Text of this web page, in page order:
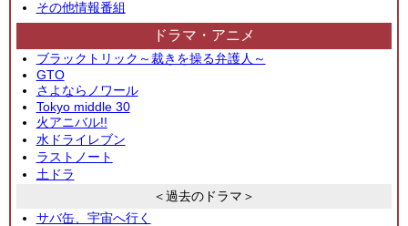
その他情報番組
ドラマ・アニメ
ブラックトリック～裁きを操る弁護人～
GTO
さよならノワール
Tokyo middle 30
火アニバル!!
水ドライレブン
ラストノート
土ドラ
＜過去のドラマ＞
サバ缶、宇宙へ行く